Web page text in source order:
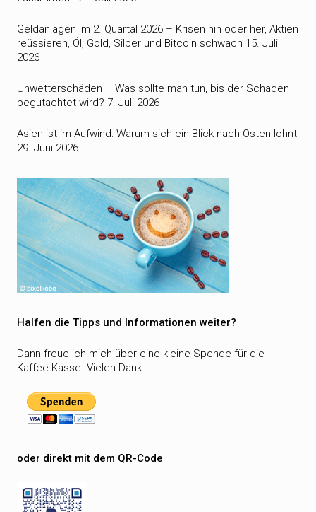
Geldanlagen im 2. Quartal 2026 – Krisen hin oder her, Aktien
reüssieren, Öl, Gold, Silber und Bitcoin schwach 15. Juli
2026
Unwetterschäden – Was sollte man tun, bis der Schaden
begutachtet wird? 7. Juli 2026
Asien ist im Aufwind: Warum sich ein Blick nach Osten lohnt
29. Juni 2026
Halfen die Tipps und Informationen weiter?
Dann freue ich mich über eine kleine Spende für die
Kaffee-Kasse. Vielen Dank.
oder direkt mit dem QR-Code